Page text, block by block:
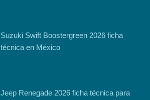
Suzuki Swift Boostergreen 2026 ficha
técnica en México
Jeep Renegade 2026 ficha técnica para